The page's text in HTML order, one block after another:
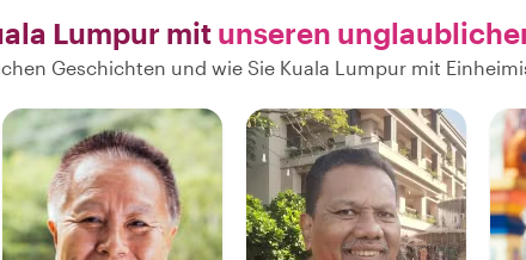
Lumpur mit unseren
Geschichten und wie Sie Kuala Lumpur mit